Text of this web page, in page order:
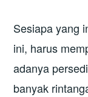
Sesiapa yang
ini, harus
adanya
banyak